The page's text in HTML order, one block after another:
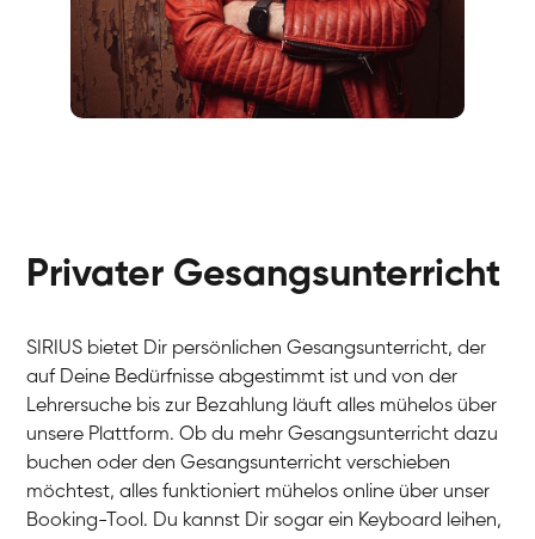
Gesang / Vocal
Anna
Gesang / Vocal
Gesang / Vocal
Gesang / Vocal
Gesang / Vocal
Gesang / Vocal
Gesang / Vocal
Gesang / Vocal
Privater Gesangsunterricht
SIRIUS bietet Dir persönlichen Gesangsunterricht, der
auf Deine Bedürfnisse abgestimmt ist und von der
Lehrersuche bis zur Bezahlung läuft alles mühelos über
unsere Plattform. Ob du mehr Gesangsunterricht dazu
buchen oder den Gesangsunterricht verschieben
möchtest, alles funktioniert mühelos online über unser
Booking-Tool. Du kannst Dir sogar ein Keyboard leihen,